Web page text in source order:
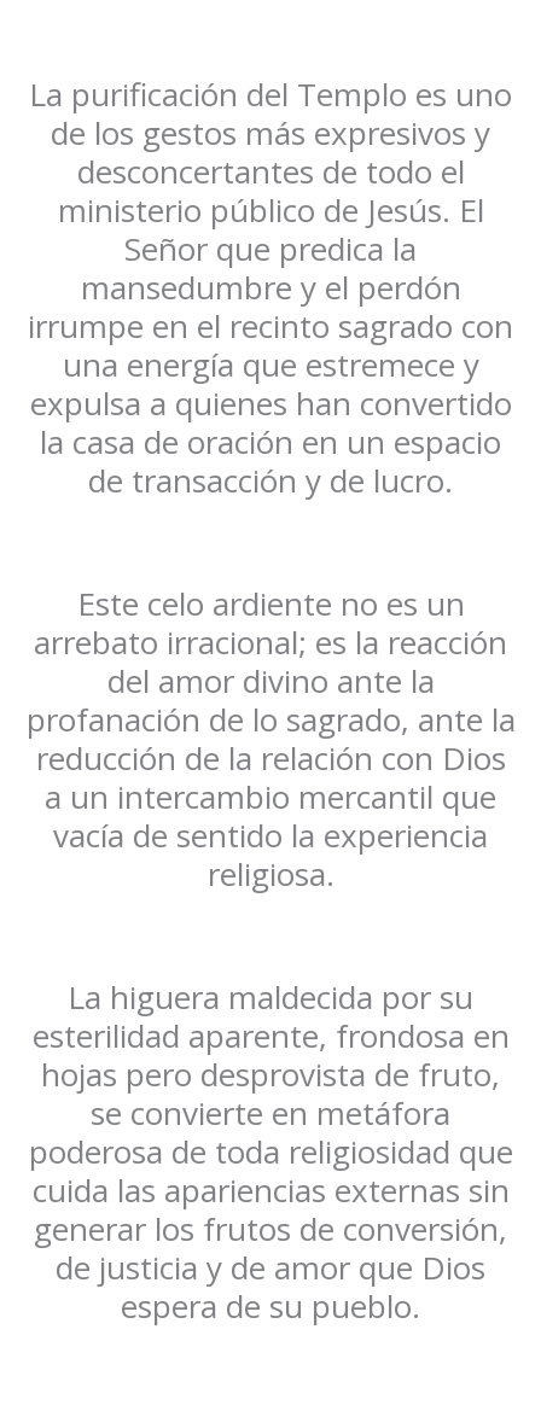
La purificación del Templo es uno
de los gestos más expresivos y
desconcertantes de todo el
ministerio público de Jesús. El
Señor que predica la
mansedumbre y el perdón
irrumpe en el recinto sagrado con
una energía que estremece y
expulsa a quienes han convertido
la casa de oración en un espacio
de transacción y de lucro.
Este celo ardiente no es un
arrebato irracional; es la reacción
del amor divino ante la
profanación de lo sagrado, ante la
reducción de la relación con Dios
a un intercambio mercantil que
vacía de sentido la experiencia
religiosa.
La higuera maldecida por su
esterilidad aparente, frondosa en
hojas pero desprovista de fruto,
se convierte en metáfora
poderosa de toda religiosidad que
cuida las apariencias externas sin
generar los frutos de conversión,
de justicia y de amor que Dios
espera de su pueblo.